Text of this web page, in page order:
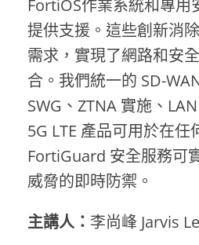
FortiOS作業系統和專用
提供支援。這些創新消
需求，實現了網路和安
合。我們統一的 SD-
SWG、ZTNA 實施、
5G LTE 產品可用於在任
FortiGuard 安全服務可
威脅的即時防禦。
主講人： 李尚峰 Jarvis